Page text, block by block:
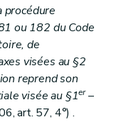
ou 182 du Code
de
visées au §2
reprend son
visée au §1er–
art. 57, 4°) .